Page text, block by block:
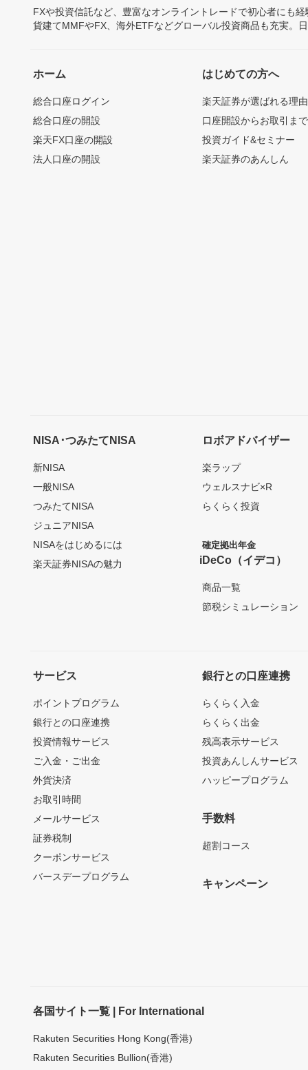
FXや投資信託など、豊富なオンライントレードで初心者にも
貨建てMMFやFX、海外ETFなどグローバル投資商品も充実。
ホーム
総合口座ログイン
総合口座の開設
楽天FX口座の開設
法人口座の開設
はじめての方へ
楽天証券が選ばれる理由
口座開設からお取引ま
投資ガイド&セミナー
楽天証券のあんしん
NISA･つみたてNISA
新NISA
一般NISA
つみたてNISA
ジュニアNISA
NISAをはじめるには
楽天証券NISAの魅力
ロボアドバイザー
楽ラップ
ウェルスナビ×R
らくらく投資
確定拠出年金
iDeCo（イデコ）
商品一覧
節税シミュレーション
サービス
ポイントプログラム
銀行との口座連携
投資情報サービス
ご入金・ご出金
外貨決済
お取引時間
メールサービス
証券税制
クーポンサービス
バースデープログラム
銀行との口座連携
らくらく入金
らくらく出金
残高表示サービス
投資あんしんサービス
ハッピープログラム
手数料
超割コース
キャンペーン
各国サイト一覧 | For International
Rakuten Securities Hong Kong(香港)
Rakuten Securities Bullion(香港)